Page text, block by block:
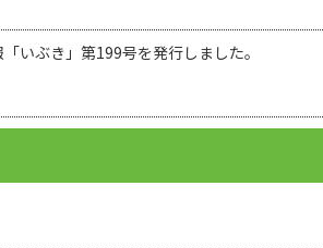
いぶき」第199号を発行しました。